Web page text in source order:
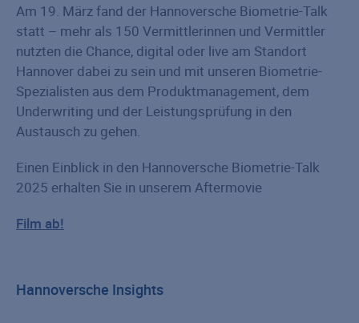
Am 19. März fand der Hannoversche Biometrie-Talk
statt – mehr als 150 Vermittlerinnen und Vermittler
nutzten die Chance, digital oder live am Standort
Hannover dabei zu sein und mit unseren Biometrie-
Spezialisten aus dem Produktmanagement, dem
Underwriting und der Leistungsprüfung in den
Austausch zu gehen.
Einen Einblick in den Hannoversche Biometrie-Talk
2025 erhalten Sie in unserem Aftermovie
Film ab!
Hannoversche Insights